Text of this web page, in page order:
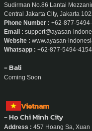
Sudirman No.86 Lantai
Central Jakarta City, Jakarta
Phone Number : +62-877-
Email : support@ayasan-
Website : www.ayasan-
Whatsapp : +62-877-5494-4154
- Bali
Coming Soon
Vietnam
- Ho Chi Minh City
Address : 457 Hoang Sa, Xuan